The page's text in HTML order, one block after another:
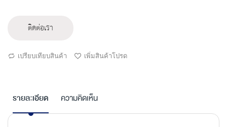
ติดต่อเรา
เปรียบเทียบสินค้า เพิ่มสินค้าโปรด
รายละเอียด ความคิดเห็น